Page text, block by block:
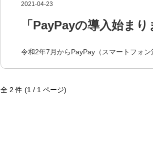
2021-04-23
「PayPayの導入始まり
令和2年7月からPayPay（スマートフォ
全 2 件 (1 / 1 ページ)